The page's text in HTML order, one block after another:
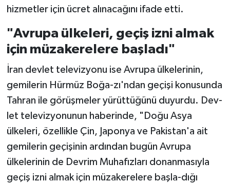
hizmetler için ücret alınacağını ifade etti.
"Avrupa ülkeleri, geçiş izni almak
için müzakerelere başladı"
İran devlet televizyonu ise Avrupa ülkelerinin,
gemilerin Hürmüz Boğa-zı'ndan geçişi konusunda
Tahran ile görüşmeler yürüttüğünü duyurdu. Dev-
let televizyonunun haberinde, "Doğu Asya
ülkeleri, özellikle Çin, Japonya ve Pakistan'a ait
gemilerin geçişinin ardından bugün Avrupa
ülkelerinin de Devrim Muhafızları donanmasıyla
geçiş izni almak için müzakerelere başla-dığı